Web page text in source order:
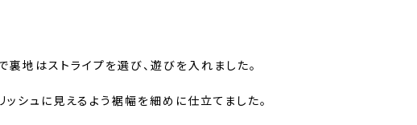
地はストライプを選び、遊びを入れました。
ッシュに見えるよう裾幅を細めに仕立てました。